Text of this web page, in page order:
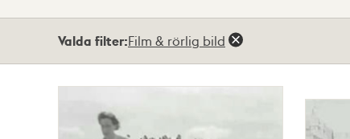
Valda filter:Film & rörlig bild